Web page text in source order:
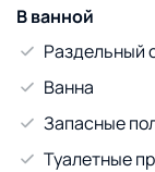
В ванной
Раздельный
Ванна
Запасные
Туалетные